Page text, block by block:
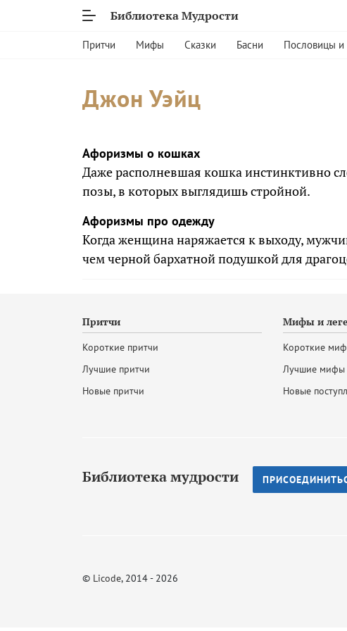
Библиотека Мудрости
Притчи Мифы Сказки Басни Пословицы и
Джон Уэйц
Афоризмы о кошках
Даже располневшая кошка инстинктивно
позы, в которых выглядишь стройной.
Афоризмы про одежду
Когда женщина наряжается к выходу,
чем черной бархатной подушкой для
Притчи
Короткие притчи
Лучшие притчи
Новые притчи
Мифы и
Короткие
Лучшие мифы
Новые
Библиотека мудрости
© Licode, 2014 - 2026